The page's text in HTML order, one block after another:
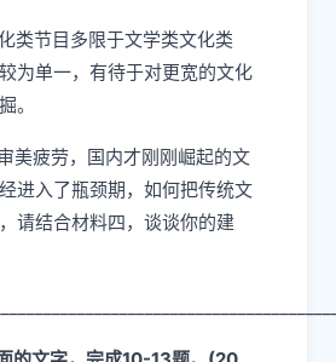
类节目多限于文学类文化类
为单一，有待于对更宽的文化
。
美疲劳，国内才刚刚崛起的文
进入了瓶颈期，如何把传统文
请结合材料四，谈谈你的建